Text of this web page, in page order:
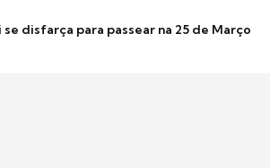
se disfarça para passear na 25 de Março